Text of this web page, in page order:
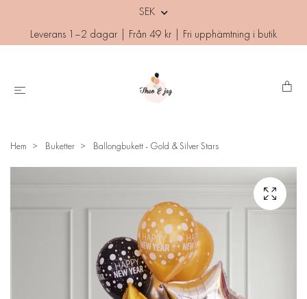
SEK
Leverans 1–2 dagar | Från 49 kr | Fri upphämtning i butik
Hem Buketter Ballongbukett - Gold & Silver Stars